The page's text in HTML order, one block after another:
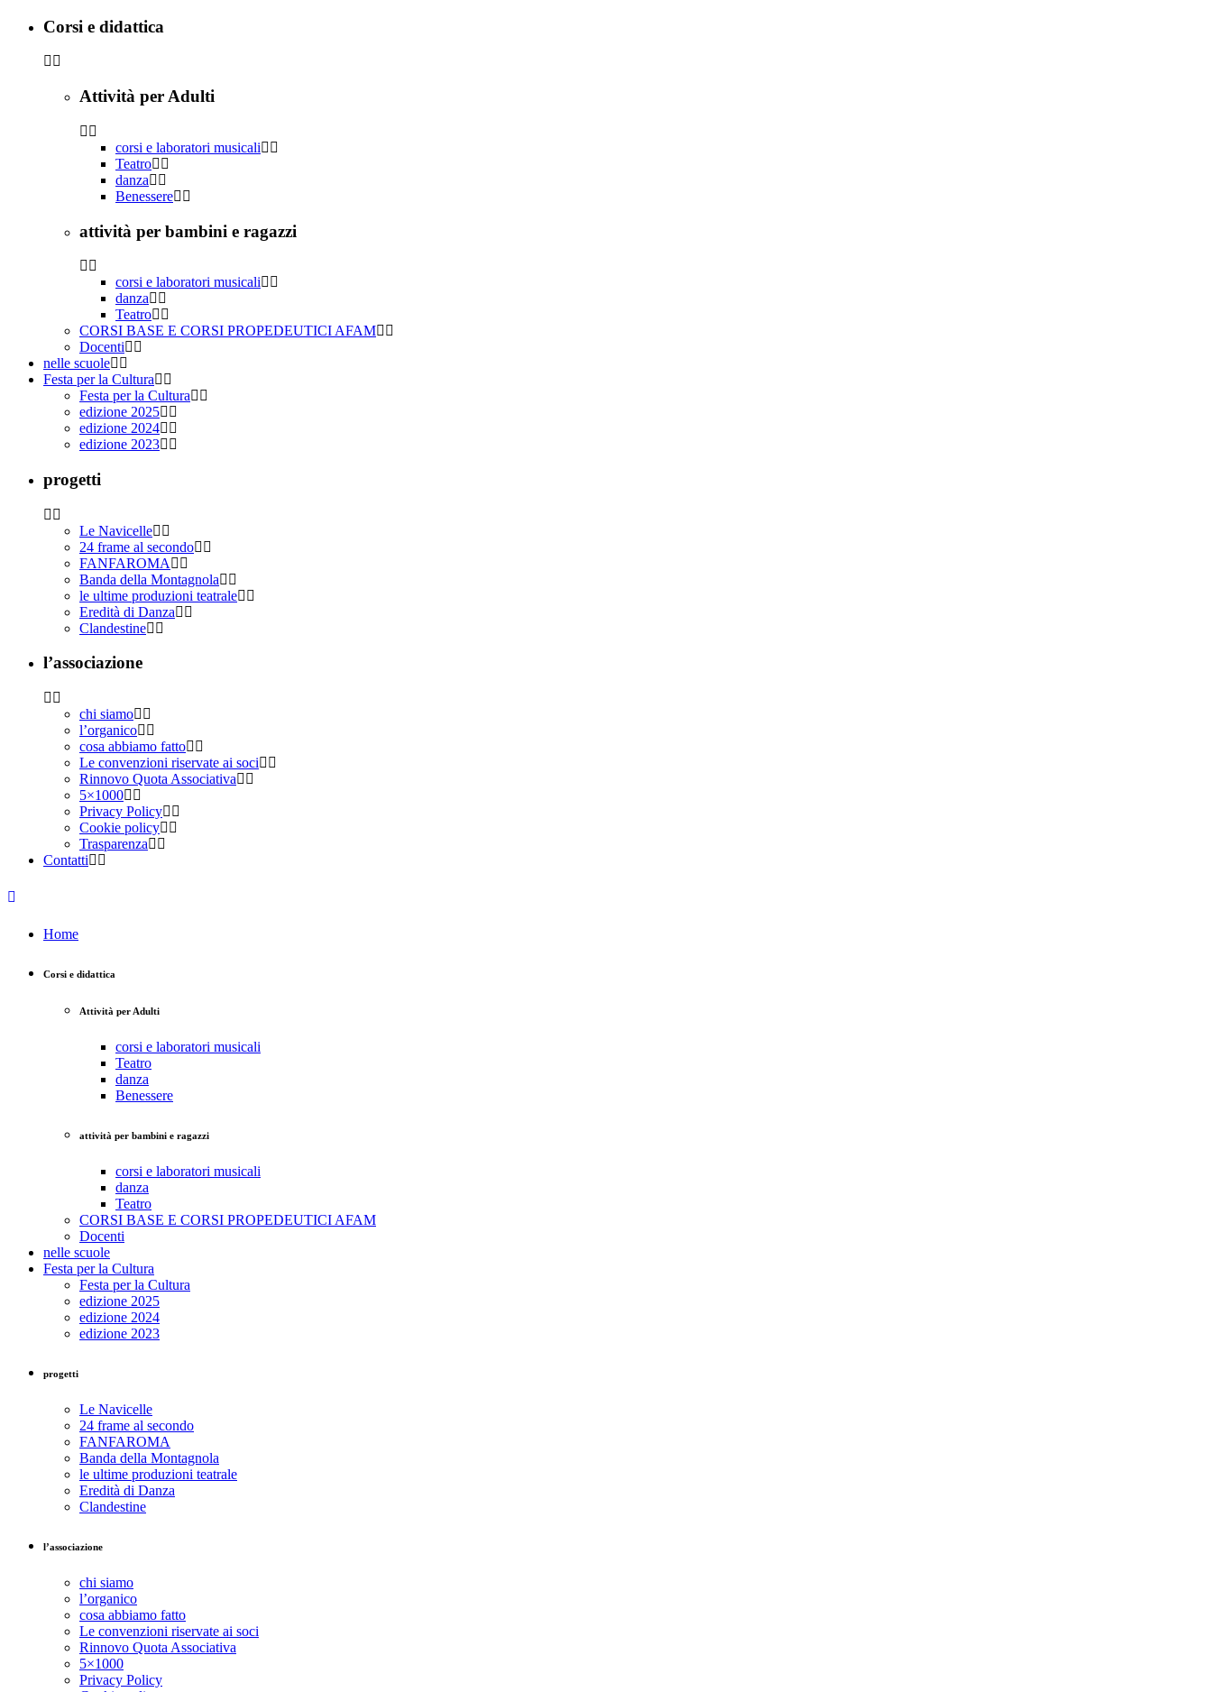
Corsi e didattica
Attività per Adulti
corsi e laboratori musicali
Teatro
danza
Benessere
attività per bambini e ragazzi
corsi e laboratori musicali
danza
Teatro
CORSI BASE E CORSI PROPEDEUTICI AFAM
Docenti
nelle scuole
Festa per la Cultura
Festa per la Cultura
edizione 2025
edizione 2024
edizione 2023
progetti
Le Navicelle
24 frame al secondo
FANFAROMA
Banda della Montagnola
le ultime produzioni teatrale
Eredità di Danza
Clandestine
l’associazione
chi siamo
l’organico
cosa abbiamo fatto
Le convenzioni riservate ai soci
Rinnovo Quota Associativa
5×1000
Privacy Policy
Cookie policy
Trasparenza
Contatti
Home
Corsi e didattica
Attività per Adulti
corsi e laboratori musicali
Teatro
danza
Benessere
attività per bambini e ragazzi
corsi e laboratori musicali
danza
Teatro
CORSI BASE E CORSI PROPEDEUTICI AFAM
Docenti
nelle scuole
Festa per la Cultura
Festa per la Cultura
edizione 2025
edizione 2024
edizione 2023
progetti
Le Navicelle
24 frame al secondo
FANFAROMA
Banda della Montagnola
le ultime produzioni teatrale
Eredità di Danza
Clandestine
l’associazione
chi siamo
l’organico
cosa abbiamo fatto
Le convenzioni riservate ai soci
Rinnovo Quota Associativa
5×1000
Privacy Policy